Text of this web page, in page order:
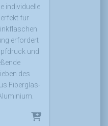
individuelle
für
erfordert
und
des
Fiberglas-